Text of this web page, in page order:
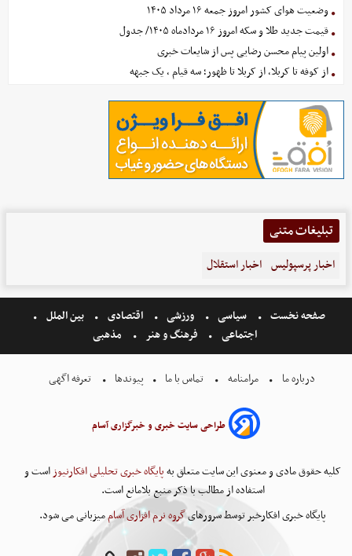
وضعیت هوای کشور امروز جمعه ۱۶ مرداد ۱۴۰۵
قیمت جدید طلا و سکه امروز ۱۶ مردادماه ۱۴۰۵/ جدول
اولین پیام محسن رضایی پس از شایعات خبری
از کوفه تا کربلا، از کربلا تا ظهور؛ سه قیام ، یک جبهه
تبلیغات متنی
اخبار پرسپولیس اخبار استقلال
صفحه نخست سیاسی ورزشی اقتصادی
بین الملل
اجتماعی
فرهنگ و هنر مذهبی
درباره ما مرامنامه تماس با ما پیوندها تعرفه اگهی
طراحی سایت خبری و خبرگزاری آسام
کلیه حقوق مادی و معنوی این سایت متعلق بهپایگاه خبری تحلیلی افکارنیوزاست و
استفاده از مطالب با ذکر منبع بلامانع است.
پایگاه خبری افکارخبر توسط سرورهایگروه نرم افزاری آساممیزبانی می شود.